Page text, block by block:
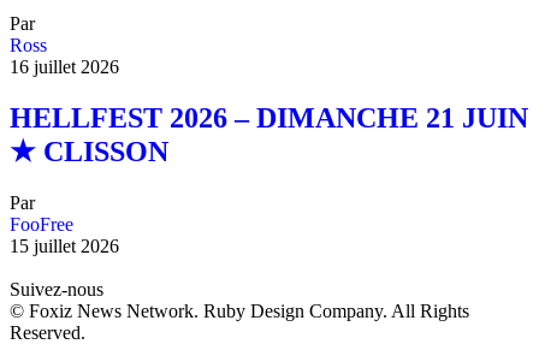
Par
Ross
16 juillet 2026
HELLFEST 2026 – DIMANCHE 21 JUIN
★ CLISSON
Par
FooFree
15 juillet 2026
Suivez-nous
© Foxiz News Network. Ruby Design Company. All Rights
Reserved.